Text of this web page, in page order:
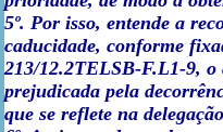
5º. Por isso, entende a
caducidade, conforme
213/12.2TELSB-F.L1-9, o
prejudicada pela
que se reflete na